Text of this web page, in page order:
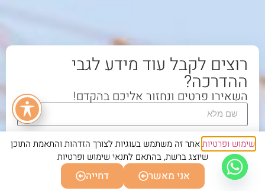
רוצים לקבל עוד מידע לגבי
ההדרכה?
השאירו פרטים ונחזור אליכם בהקדם!
שימוש ופרטיותאתר זה משתמש בעוגיות לצורך הזדהות והתאמת התוכן
שיוצג ברשת, בהתאם לתנאי שימוש ופרטיות
אני מאשר דחייה